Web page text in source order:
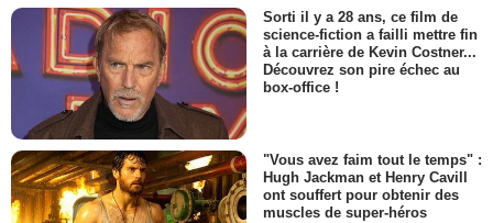
Sorti il y a 28 ans, ce film de
science-fiction a failli mettre fin
à la carrière de Kevin Costner...
Découvrez son pire échec au
box-office !
"Vous avez faim tout le temps" :
Hugh Jackman et Henry Cavill
ont souffert pour obtenir des
muscles de super-héros